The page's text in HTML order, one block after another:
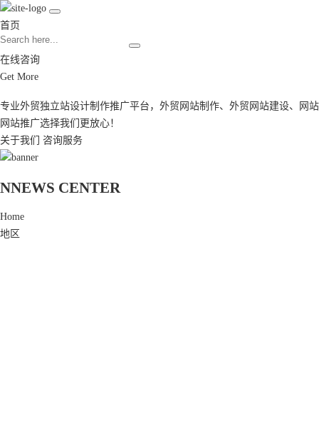
首页
在线咨询
Get More
专业外贸独立站设计制作推广平台， 外贸网站制作、 外贸网站建设、
网站
网站推广选择我们更放心！
关于我们
咨询服务
NNEWS CENTER
Home
地区